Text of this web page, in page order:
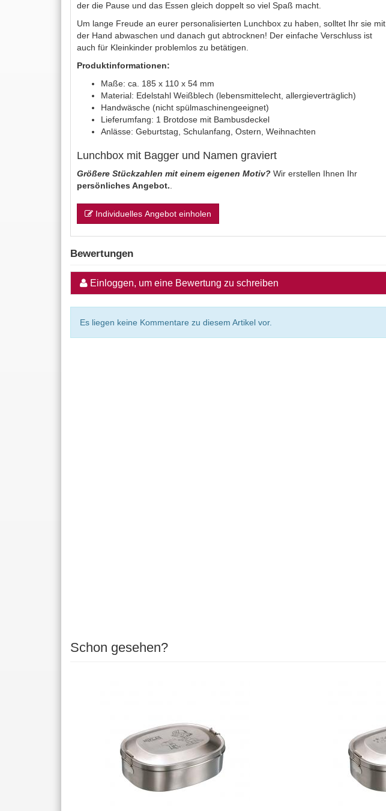
der die Pause und das Essen gleich doppelt so viel Spaß macht.
Um lange Freude an eurer personalisierten Lunchbox zu haben, solltet Ihr sie mit
der Hand abwaschen und danach gut abtrocknen! Der einfache Verschluss ist
auch für Kleinkinder problemlos zu betätigen.
Produktinformationen:
Maße: ca. 185 x 110 x 54 mm
Material: Edelstahl Weißblech (lebensmittelecht, allergieverträglich)
Handwäsche (nicht spülmaschinengeeignet)
Lieferumfang: 1 Brotdose mit Bambusdeckel
Anlässe: Geburtstag, Schulanfang, Ostern, Weihnachten
Lunchbox mit Bagger und Namen graviert
Größere Stückzahlen mit einem eigenen Motiv? Wir erstellen Ihnen Ihr
persönliches Angebot.
Individuelles Angebot einholen
Bewertungen
Einloggen, um eine Bewertung zu schreiben
Es liegen keine Kommentare zu diesem Artikel vor.
Schon gesehen?